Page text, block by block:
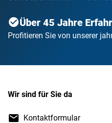
Über 45 Jahre
Profitieren Sie von unserer
Wir sind für Sie da
Kontaktformular